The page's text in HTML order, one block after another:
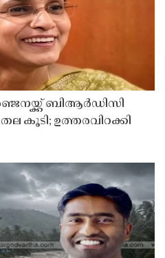
ബിആർഡിസി
കൂടി; ഉത്തരവിറക്കി